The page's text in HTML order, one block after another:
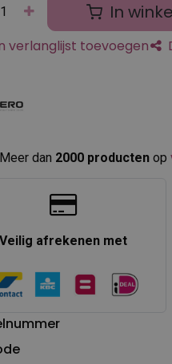
In
verlanglijst toevoegen
Meer dan 2000 producten op
Veilig afrekenen met